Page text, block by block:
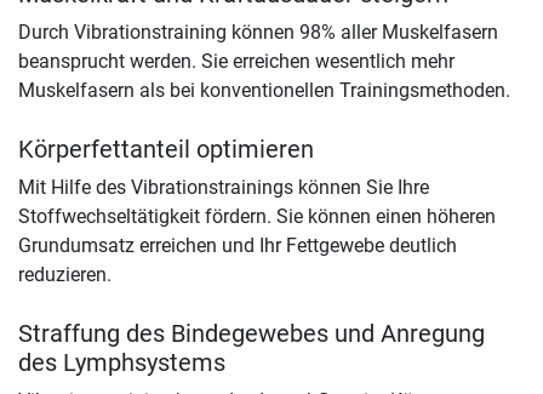
Durch Vibrationstraining können 98% aller Muskelfasern
beansprucht werden. Sie erreichen wesentlich mehr
Muskelfasern als bei konventionellen Trainingsmethoden.
Körperfettanteil optimieren
Mit Hilfe des Vibrationstrainings können Sie Ihre
Stoffwechseltätigkeit fördern. Sie können einen höheren
Grundumsatz erreichen und Ihr Fettgewebe deutlich
reduzieren.
Straffung des Bindegewebes und Anregung
des Lymphsystems